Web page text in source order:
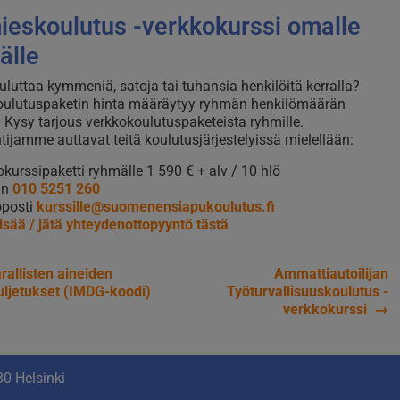
-verkkokurssi omalle
kymmeniä, satoja tai tuhansia henkilöitä kerralla?
hinta määräytyy ryhmän henkilömäärän
Kysy tarjous verkkokoulutuspaketeista ryhmille.
auttavat teitä koulutusjärjestelyissä mielellään:
ryhmälle 1 590 € + alv / 10 hlö
010 5251 260
kurssille@suomenensiapukoulutus.fi
/ jätä yhteydenottopyyntö tästä
aineiden
(IMDG-koodi)
Ammattiautoilijan
Työturvallisuuskoulutus -
verkkokurssi →
Helsinki